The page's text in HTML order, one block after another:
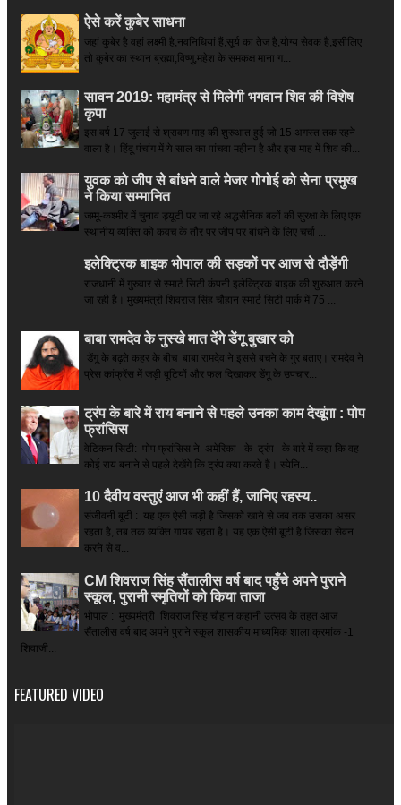
ऐसे करें कुबेर साधना
जहां कुबेर है­ वहां लक्ष्मी है,नवनिधियां हैं,सूर्य का तेज है,योग्य सेवक है,इसीलिए
तो कुबेर का स्थान ब्रह्मा,विष्णु,महेश के समकक्ष माना ग...
सावन 2019: महामंत्र से मिलेगी भगवान शिव की विशेष
कृपा
इस वर्ष 17 जुलाई से श्रावण माह की शुरुआत हुई जो 15 अगस्त तक रहने
वाला है। हिंदू पंचांग में ये साल का पांचवा महीना है और इस माह में शिव की...
युवक को जीप से बांधने वाले मेजर गोगोई को सेना प्रमुख
ने किया सम्‍मानित
जम्मू-कश्मीर में चुनाव ड्यूटी पर जा रहे अद्धसैनिक बलों की सुरक्षा के लिए एक
स्थानीय व्यक्ति को कवच के तौर पर जीप पर बांधने के लिए चर्चा ...
इलेक्ट्रिक बाइक भोपाल की सड़कों पर आज से दौड़ेंगी
राजधानी में गुरुवार से स्मार्ट सिटी कंपनी इलेक्ट्रिक बाइक की शुरुआत करने
जा रही है। मुख्यमंत्री शिवराज सिंह चौहान स्मार्ट सिटी पार्क में 75 ...
बाबा रामदेव के नुस्खे मात देंगे डेंगू बुखार को
डेंगू के बढ़ते कहर के बीच बाबा रामदेव ने इससे बचने के गुर बताए। रामदेव ने
प्रेस कांफ्रेंस में जड़ी बूटियों और फल दिखाकर डेंगू के उपचार...
ट्रंप के बारे में राय बनाने से पहले उनका काम देखूंगा : पोप
फ्रांसिस
वेटिकन सिटी: पोप फ्रांसिस ने अमेरिका के ट्रंप के बारे में कहा कि वह
कोई राय बनाने से पहले देखेंगे कि ट्रंप क्या करते हैं। स्पेनि...
10 दैवीय वस्तुएं आज भी कहीं हैं, जानिए रहस्य..
संजीवनी बूटी : यह एक ऐसी जड़ी है जिसको खाने से जब तक उसका असर
रहता है, तब तक व्यक्ति गायब रहता है। यह एक ऐसी बूटी है जिसका सेवन
करने से व...
CM शिवराज सिंह सैंतालीस वर्ष बाद पहुँचे अपने पुराने
स्कूल, पुरानी स्मृतियों को किया ताजा
भोपाल : मुख्यमंत्री शिवराज सिंह चौहान कहानी उत्सव के तहत आज
सैंतालीस वर्ष बाद अपने पुराने स्कूल शासकीय माध्यमिक शाला क्रमांक -1
शिवाजी...
FEATURED VIDEO